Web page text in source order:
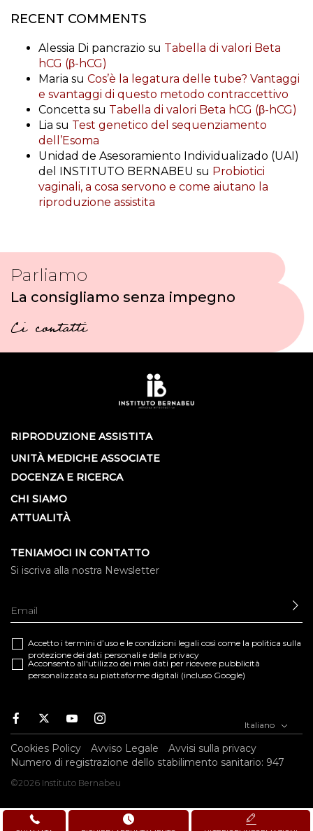
RECENT COMMENTS
Alessia Di pancrazio su Tabella di valori Beta
hCG (β-hCG)
Maria su Cos’è la legatura delle tube? Vantaggi
e svantaggi di questo metodo contraccettivo
Concetta su Tabella di valori Beta hCG (β-hCG)
Lia su Test genetico del sequenziamento
dell’Esoma
Unidad de Asesoramiento Individualizado (UAI)
del INSTITUTO BERNABEU su Probiotici
vaginali, a cosa servono e come aiutano la
riproduzione assistita
Parliamo
La consigliamo senza impegno
Ci contatti
RIPRODUZIONE ASSISTITA
UNITÀ MEDICHE ASSOCIATE
DOCENZA E RICERCA
CHI SIAMO
ATTUALITÀ
TENIAMOCI IN CONTATTO
Si iscriva alla nostra Newsletter
Accetto i termini d’uso e le condizioni legali così come la politica sulla
protezione dei dati personali e della privacy
Acconsento all'utilizzo dei miei dati per ricevere pubblicità
personalizzata su piattaforme digitali (incluso Google)
Facebook
TwitterYoutubeInstagram Italiano
Cookies Policy Avviso Legale
Avvisi sulla privacy
Numero di registrazione dello stabilimento sanitario: 947
©2026 Instituto Bernabeu